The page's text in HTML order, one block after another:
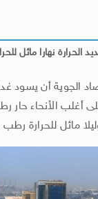
الحرارة نهارا مائل
الجوية أن يسود
أغلب الأنحاء
مائل للحرارة